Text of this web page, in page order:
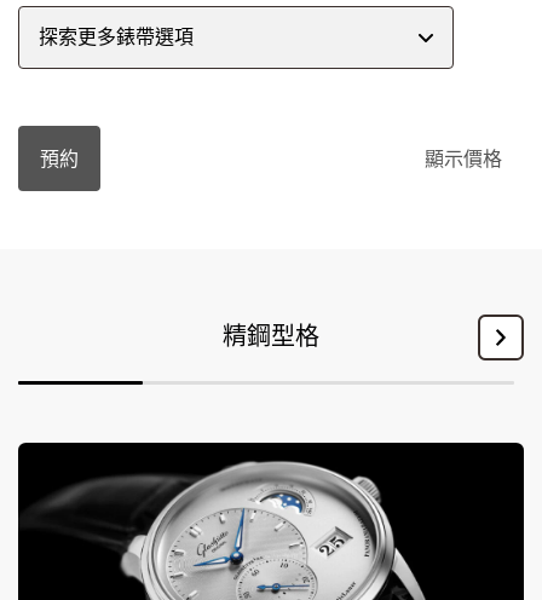
探索更多錶帶選項
預約 顯示價格
精鋼型格